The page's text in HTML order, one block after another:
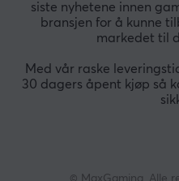
siste nyhetene innen
bransjen for å kunne
markedet til
Med vår raske
30 dagers åpent kjøp så
© MaxGaming. Alle